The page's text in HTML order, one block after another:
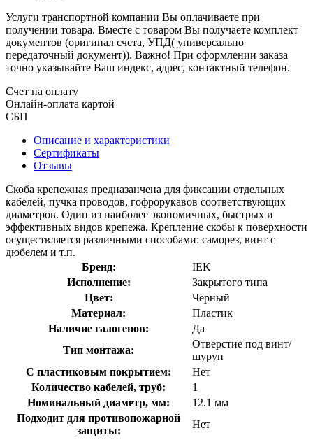
Услуги транспортной компании Вы оплачиваете при
получении товара. Вместе с товаром Вы получаете комплект
документов (оригинал счета, УПД( универсально
передаточный документ)). Важно! При оформлении заказа
точно указывайте Ваш индекс, адрес, контактный телефон.
Счет на оплату
Онлайн-оплата картой
СБП
Описание и характеристики
Сертификаты
Отзывы
Скоба крепежная предназанчена для фиксации отдельных
кабелей, пучка проводов, гофрорукавов соответствующих
диаметров. Один из наиболее экономичных, быстрых и
эффективных видов крепежа. Крепление скобы к поверхности
осуществляется различными способами: саморез, винт с
дюбелем и т.п.
Бренд:
IEK
Исполнение:
Закрытого типа
Цвет:
Черный
Материал:
Пластик
Наличие галогенов:
Да
Тип монтажа:
Отверстие под винт/
шуруп
С пластиковым покрытием:
Нет
Количество кабелей, труб:
1
Номинальный диаметр, мм:
12.1 мм
Подходит для противопожарной
защиты:
Нет